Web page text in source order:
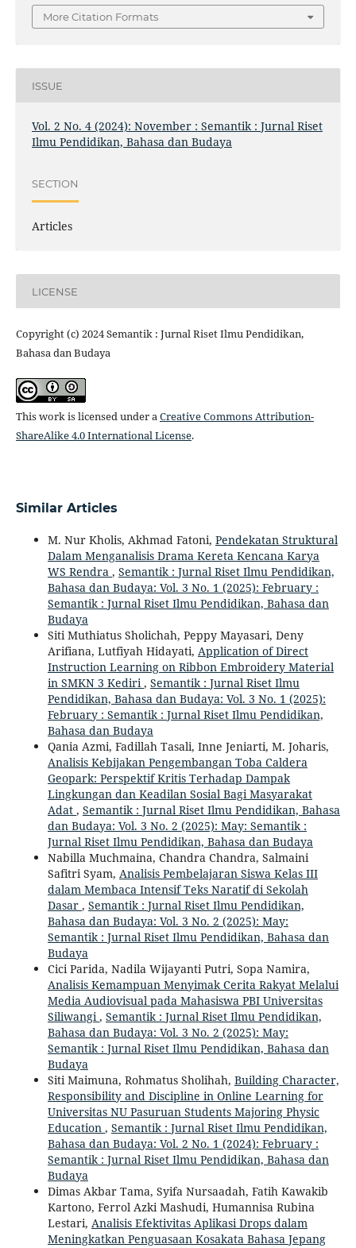
More Citation Formats
ISSUE
Vol. 2 No. 4 (2024): November : Semantik : Jurnal Riset
Ilmu Pendidikan, Bahasa dan Budaya
SECTION
Articles
LICENSE
Copyright (c) 2024 Semantik : Jurnal Riset Ilmu Pendidikan,
Bahasa dan Budaya
This work is licensed under aCreative Commons Attribution-
ShareAlike 4.0 International License.
Similar Articles
M. Nur Kholis, Akhmad Fatoni, Pendekatan Struktural
Dalam Menganalisis Drama Kereta Kencana Karya
WS Rendra , Semantik : Jurnal Riset Ilmu Pendidikan,
Bahasa dan Budaya: Vol. 3 No. 1 (2025): February :
Semantik : Jurnal Riset Ilmu Pendidikan, Bahasa dan
Budaya
Siti Muthiatus Sholichah, Peppy Mayasari, Deny
Arifiana, Lutfiyah Hidayati, Application of Direct
Instruction Learning on Ribbon Embroidery Material
in SMKN 3 Kediri, Semantik : Jurnal Riset Ilmu
Pendidikan, Bahasa dan Budaya: Vol. 3 No. 1 (2025):
February : Semantik : Jurnal Riset Ilmu Pendidikan,
Bahasa dan Budaya
Qania Azmi, Fadillah Tasali, Inne Jeniarti, M. Joharis,
Analisis Kebijakan Pengembangan Toba Caldera
Geopark: Perspektif Kritis Terhadap Dampak
Lingkungan dan Keadilan Sosial Bagi Masyarakat
Adat , Semantik : Jurnal Riset Ilmu Pendidikan, Bahasa
dan Budaya: Vol. 3 No. 2 (2025): May: Semantik :
Jurnal Riset Ilmu Pendidikan, Bahasa dan Budaya
Nabilla Muchmaina, Chandra Chandra, Salmaini
Safitri Syam, Analisis Pembelajaran Siswa Kelas III
dalam Membaca Intensif Teks Naratif di Sekolah
Dasar , Semantik : Jurnal Riset Ilmu Pendidikan,
Bahasa dan Budaya: Vol. 3 No. 2 (2025): May:
Semantik : Jurnal Riset Ilmu Pendidikan, Bahasa dan
Budaya
Cici Parida, Nadila Wijayanti Putri, Sopa Namira,
Analisis Kemampuan Menyimak Cerita Rakyat Melalui
Media Audiovisual pada Mahasiswa PBI Universitas
Siliwangi, Semantik : Jurnal Riset Ilmu Pendidikan,
Bahasa dan Budaya: Vol. 3 No. 2 (2025): May:
Semantik : Jurnal Riset Ilmu Pendidikan, Bahasa dan
Budaya
Siti Maimuna, Rohmatus Sholihah, Building Character,
Responsibility and Discipline in Online Learning for
Universitas NU Pasuruan Students Majoring Physic
Education , Semantik : Jurnal Riset Ilmu Pendidikan,
Bahasa dan Budaya: Vol. 2 No. 1 (2024): February :
Semantik : Jurnal Riset Ilmu Pendidikan, Bahasa dan
Budaya
Dimas Akbar Tama, Syifa Nursaadah, Fatih Kawakib
Kartono, Ferrol Azki Mashudi, Humannisa Rubina
Lestari, Analisis Efektivitas Aplikasi Drops dalam
Meningkatkan Penguasaan Kosakata Bahasa Jepang